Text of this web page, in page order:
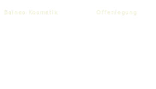
Balnea Kosmetik Offenlegung